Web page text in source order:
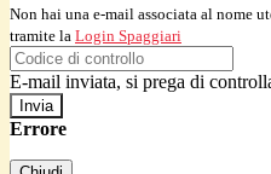
Non hai una e-mail associata al nome
tramite la Login Spaggiari
E-mail inviata, si prega di
Errore